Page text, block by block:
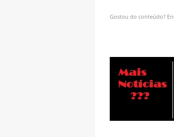
Gostou do conteúdo?